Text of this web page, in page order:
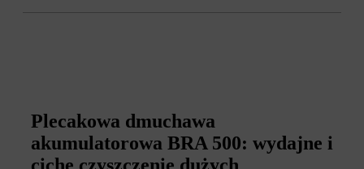
Plecakowa dmuchawa
akumulatorowa BRA 500: wydajne i